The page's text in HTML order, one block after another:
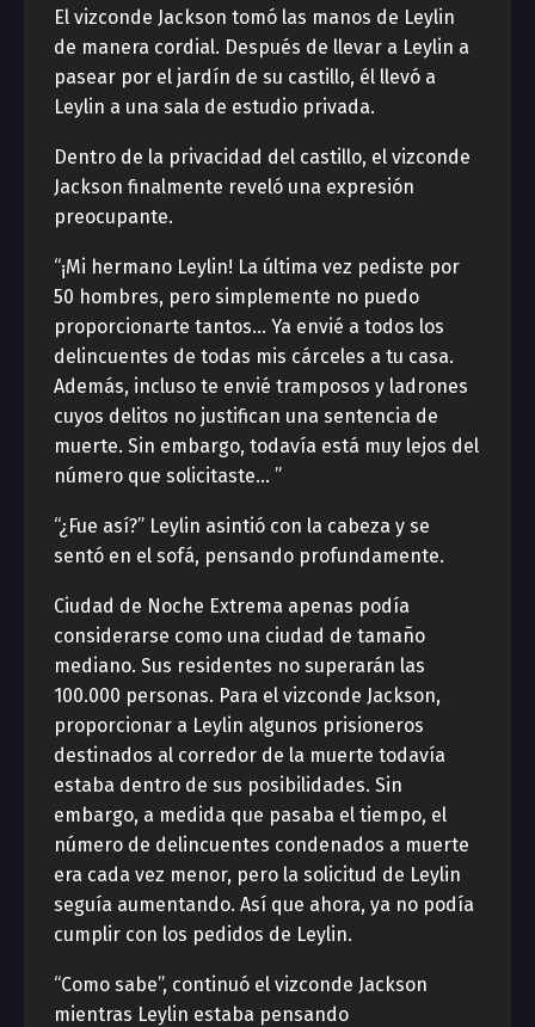
El vizconde Jackson tomó las manos de Leylin
de manera cordial. Después de llevar a Leylin a
pasear por el jardín de su castillo, él llevó a
Leylin a una sala de estudio privada.
Dentro de la privacidad del castillo, el vizconde
Jackson finalmente reveló una expresión
preocupante.
“¡Mi hermano Leylin! La última vez pediste por
50 hombres, pero simplemente no puedo
proporcionarte tantos… Ya envié a todos los
delincuentes de todas mis cárceles a tu casa.
Además, incluso te envié tramposos y ladrones
cuyos delitos no justifican una sentencia de
muerte. Sin embargo, todavía está muy lejos del
número que solicitaste… ”
“¿Fue así?” Leylin asintió con la cabeza y se
sentó en el sofá, pensando profundamente.
Ciudad de Noche Extrema apenas podía
considerarse como una ciudad de tamaño
mediano. Sus residentes no superarán las
100.000 personas. Para el vizconde Jackson,
proporcionar a Leylin algunos prisioneros
destinados al corredor de la muerte todavía
estaba dentro de sus posibilidades. Sin
embargo, a medida que pasaba el tiempo, el
número de delincuentes condenados a muerte
era cada vez menor, pero la solicitud de Leylin
seguía aumentando. Así que ahora, ya no podía
cumplir con los pedidos de Leylin.
“Como sabe”, continuó el vizconde Jackson
mientras Leylin estaba pensando